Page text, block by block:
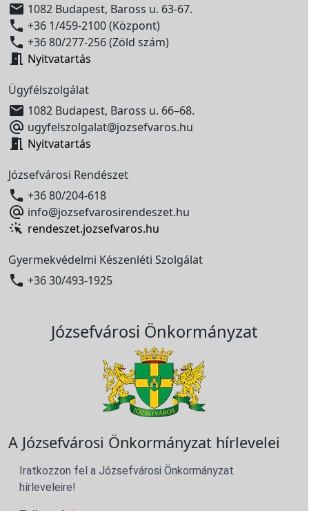
 1082 Budapest, Baross u. 63-67.
 +36 1/459-2100 (Központ)
 +36 80/277-256 (Zöld szám)
 Nyitvatartás
Ügyfélszolgálat
 1082 Budapest, Baross u. 66–68.
 ugyfelszolgalat@jozsefvaros.hu
 Nyitvatartás
Józsefvárosi Rendészet
 +36 80/204-618
 info@jozsefvarosirendeszet.hu
rendeszet.jozsefvaros.hu
Gyermekvédelmi Készenléti Szolgálat
 +36 30/493-1925
Józsefvárosi Önkormányzat
A Józsefvárosi Önkormányzat hírlevelei
Iratkozzon fel a Józsefvárosi Önkormányzat
hírleveleire!